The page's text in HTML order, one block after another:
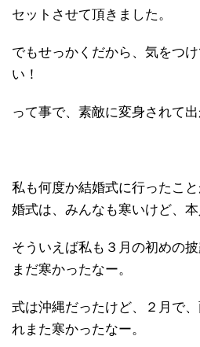
セットさせて頂きました。
でもせっかくだから、気をつ
い！
って事で、素敵に変身されて
私も何度か結婚式に行ったこ
婚式は、みんなも寒いけど、本
そういえば私も３月の初めの
まだ寒かったなー。
式は沖縄だったけど、２月で
れまた寒かったなー。